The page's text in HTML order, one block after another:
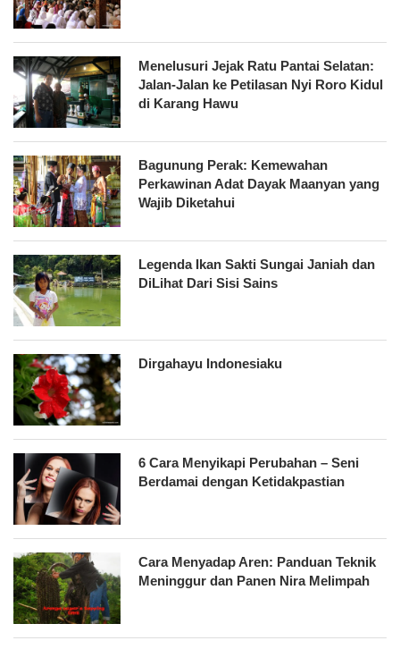
Menelusuri Jejak Ratu Pantai Selatan:
Jalan-Jalan ke Petilasan Nyi Roro Kidul
di Karang Hawu
Bagunung Perak: Kemewahan
Perkawinan Adat Dayak Maanyan yang
Wajib Diketahui
Legenda Ikan Sakti Sungai Janiah dan
DiLihat Dari Sisi Sains
Dirgahayu Indonesiaku
6 Cara Menyikapi Perubahan – Seni
Berdamai dengan Ketidakpastian
Cara Menyadap Aren: Panduan Teknik
Meninggur dan Panen Nira Melimpah